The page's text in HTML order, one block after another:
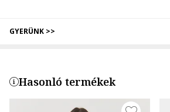
GYERÜNK >>
Hasonló termékek